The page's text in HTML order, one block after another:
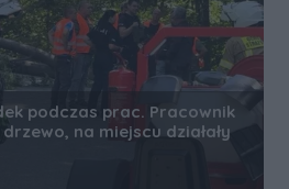
podczas prac. Pracownik
na miejscu działały